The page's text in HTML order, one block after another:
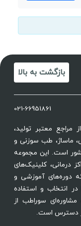
بازگشت به بالا
021-66951861
از مراجع معتبر تولید،
ماساژ، طب سوزنی و
است. این مجموعه
درمانی، کلینیک‌های
دوره‌های آموزشی و
در انتخاب و استفاده
سوراطب از